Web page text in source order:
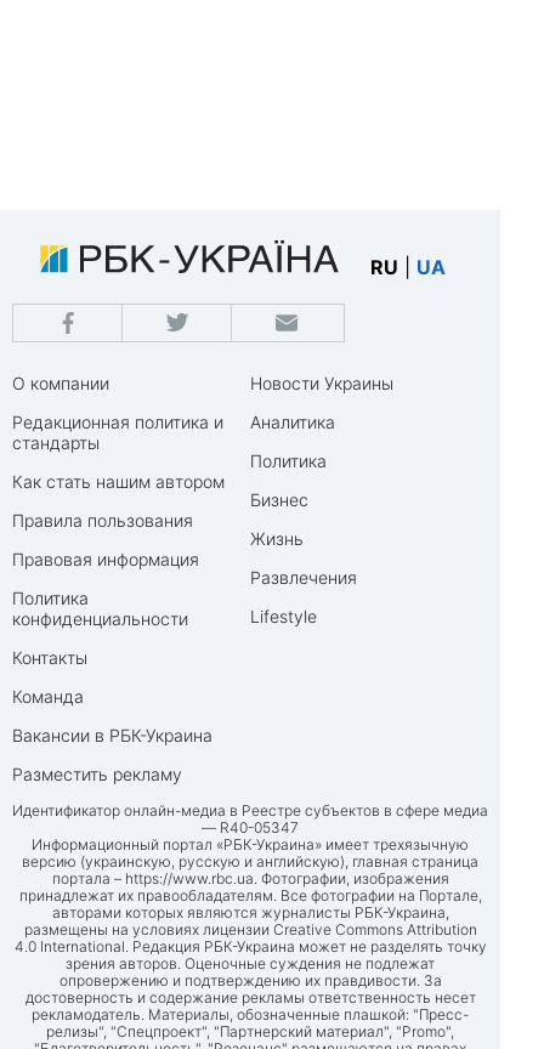
RU UA
О компании
Редакционная политика и
стандарты
Как стать нашим автором
Правила пользования
Правовая информация
Политика
конфиденциальности
Контакты
Команда
Вакансии в РБК-Украина
Разместить рекламу
Новости Украины
Аналитика
Политика
Бизнес
Жизнь
Развлечения
Lifestyle
Идентификатор онлайн-медиа в Реестре субъектов в сфере медиа
— R40-05347
Информационный портал «РБК-Украина» имеет трехязычную
версию (украинскую, русскую и английскую), главная страница
портала – https://www.rbc.ua. Фотографии, изображения
принадлежат их правообладателям. Все фотографии на Портале,
авторами которых являются журналисты РБК-Украина,
размещены на условиях лицензии Creative Commons Attribution
4.0 International. Редакция РБК-Украина может не разделять точку
зрения авторов. Оценочные суждения не подлежат
опровержению и подтверждению их правдивости. За
достоверность и содержание рекламы ответственность несет
рекламодатель. Материалы, обозначенные плашкой: "Пресс-
релизы", "Спецпроект", "Партнерский материал", "Promo",